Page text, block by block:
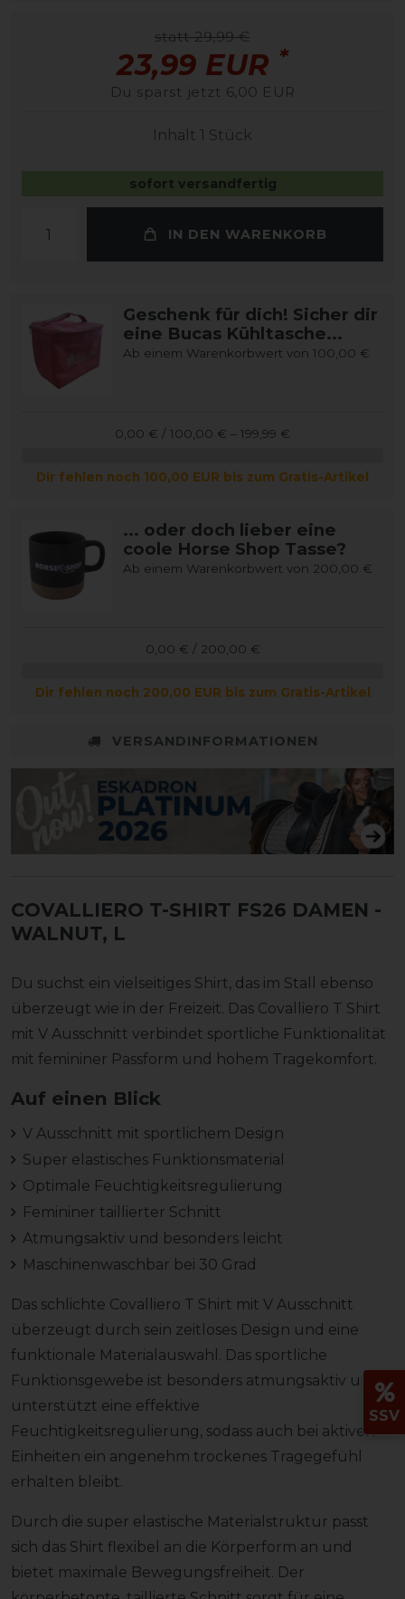
statt 29,99 €
23,99 EUR *
Du sparst jetzt 6,00 EUR
Inhalt 1 Stück
sofort versandfertig
IN DEN WARENKORB
Geschenk für dich! Sicher dir
eine Bucas Kühltasche...
Ab einem Warenkorbwert von 100,00 €
0,00 € / 100,00 € – 199,99 €
Dir fehlen noch 100,00 EUR bis zum Gratis-Artikel
... oder doch lieber eine
coole Horse Shop Tasse?
Ab einem Warenkorbwert von 200,00 €
0,00 € / 200,00 €
Dir fehlen noch 200,00 EUR bis zum Gratis-Artikel
VERSANDINFORMATIONEN
COVALLIERO T-SHIRT FS26 DAMEN -
WALNUT, L
Du suchst ein vielseitiges Shirt, das im Stall ebenso
überzeugt wie in der Freizeit. Das Covalliero T Shirt
mit V Ausschnitt verbindet sportliche Funktionalität
mit femininer Passform und hohem Tragekomfort.
Auf einen Blick
V Ausschnitt mit sportlichem Design
Super elastisches Funktionsmaterial
Optimale Feuchtigkeitsregulierung
Femininer taillierter Schnitt
Atmungsaktiv und besonders leicht
Maschinenwaschbar bei 30 Grad
Das schlichte Covalliero T Shirt mit V Ausschnitt
überzeugt durch sein zeitloses Design und eine
funktionale Materialauswahl. Das sportliche
Funktionsgewebe ist besonders atmungsaktiv und
unterstützt eine effektive
Feuchtigkeitsregulierung, sodass auch bei aktiven
Einheiten ein angenehm trockenes Tragegefühl
erhalten bleibt.
Durch die super elastische Materialstruktur passt
sich das Shirt flexibel an die Körperform an und
bietet maximale Bewegungsfreiheit. Der
SSV